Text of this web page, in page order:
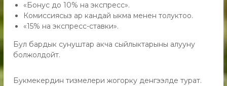
«Бонус до 10% на экспресс».
Комиссиясыз ар кандай ыкма менен толуктоо.
«15% на экспресс-ставки».
Бул бардык сунуштар акча сыйлыктарыны алууну
болжолдойт.
Букмекердин тизмелери жогорку денгээлде турат.